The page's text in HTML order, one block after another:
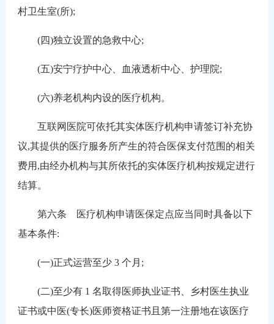
村卫生室(所);
(四)独立设置的急救中心;
(五)安宁疗护中心、血液透析中心、护理院;
(六)养老机构内设的医疗机构。
互联网医院可依托其实体医疗机构申请签订补充协
议,其提供的医疗服务所产生的符合医保支付范围的相关
费用,由经办机构与其所依托的实体医疗机构按规定进行
结算。
第六条 医疗机构申请医保定点应当同时具备以下
基本条件:
(一)正式运营至少 3 个月;
(二)至少有 1 名取得医师执业证书、乡村医生执业
证书或中医(专长)医师资格证书且第一注册地在该医疗